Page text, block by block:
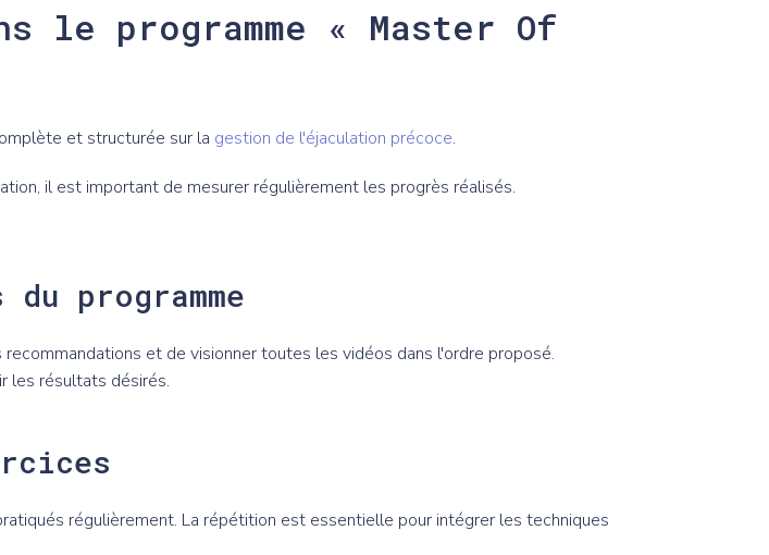
le programme « Master Of
et structurée sur la gestion de l'éjaculation précoce.
il est important de mesurer régulièrement les progrès réalisés.
programme
et de visionner toutes les vidéos dans l'ordre proposé.
les résultats désirés.
régulièrement. La répétition est essentielle pour intégrer les techniques